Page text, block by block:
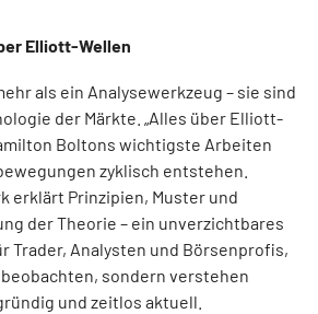
Elliott-Wellen
als ein Analysewerkzeug – sie sind
der Märkte. „Alles über Elliott-
Boltons wichtigste Arbeiten
zyklisch entstehen.
erklärt Prinzipien, Muster und
der Theorie – ein unverzichtbares
Trader, Analysten und Börsenprofis,
sondern verstehen
und zeitlos aktuell.